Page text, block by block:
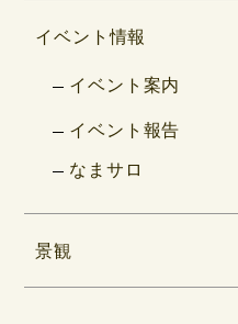
イベント情報
イベント案内
イベント報告
なまサロ
景観